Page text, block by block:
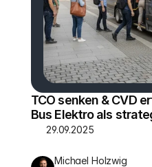
TCO senken & CVD
Bus Elektro als
29.09.2025
Michael Holzwig